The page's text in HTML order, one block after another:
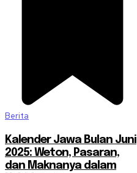
Berita
Kalender Jawa Bulan Juni
2025: Weton, Pasaran,
dan Maknanya dalam